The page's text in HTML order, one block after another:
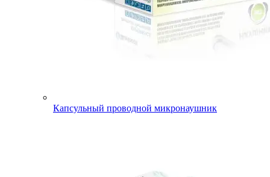
Капсульный проводной микронаушник